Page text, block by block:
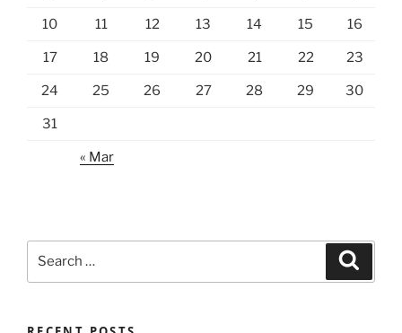
10 11 12 13 14 15 16
17 18 19 20 21 22 23
24 25 26 27 28 29 30
31
« Mar